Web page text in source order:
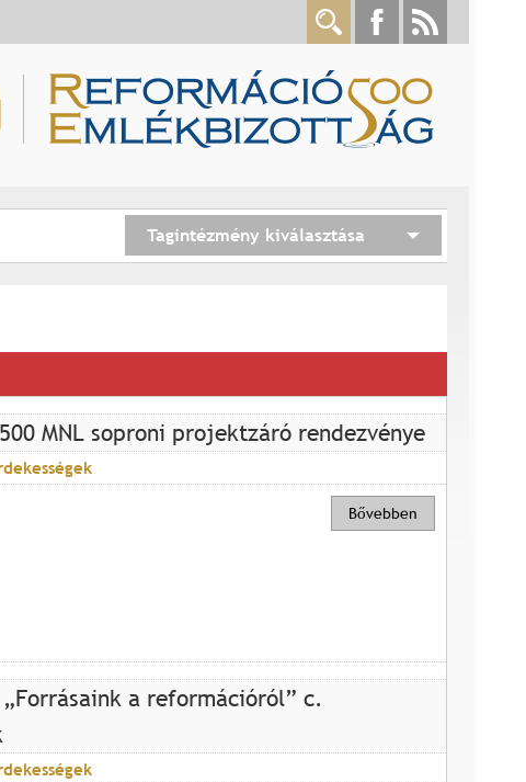
Tagintézmény kiválasztása
MNL soproni projektzáró rendezvénye
Bővebben
a reformációról” c.